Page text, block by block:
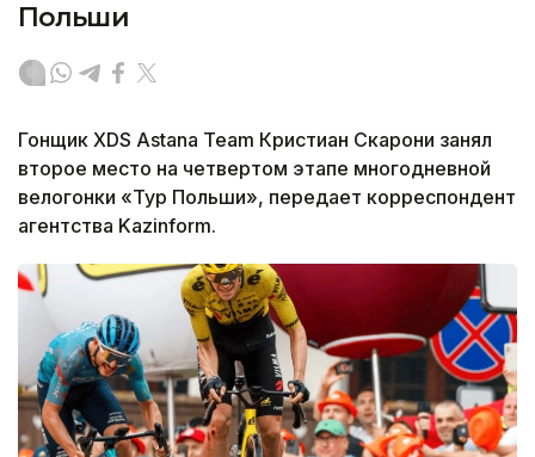
Польши
Гонщик XDS Astana Team Кристиан Скарони занял
второе место на четвертом этапе многодневной
велогонки «Тур Польши», передает корреспондент
агентства Kazinform.